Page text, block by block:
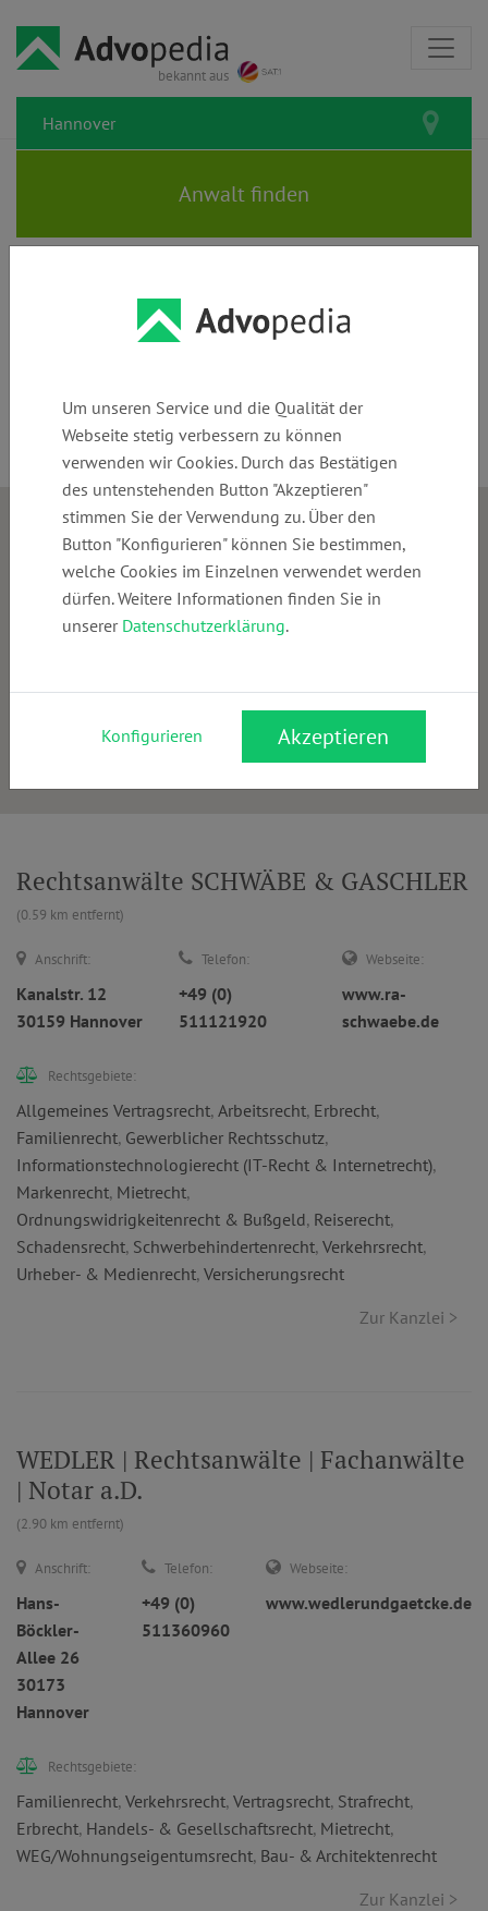
bekannt aus
Rechtsanwälte und Kanzleien in
Anwalt finden
Rechtsanwälte SCHWÄBE & GASCHLER
(0.59 km entfernt)
Anschrift:
Kanalstr. 12
30159 Hannover
Telefon:
+49 (0)
511121920
Webseite:
www.ra-
schwaebe.de
Rechtsgebiete:
Allgemeines Vertragsrecht, Arbeitsrecht, Erbrecht,
Familienrecht, Gewerblicher Rechtsschutz,
Informationstechnologierecht (IT-Recht & Internetrecht),
Markenrecht, Mietrecht,
Ordnungswidrigkeitenrecht & Bußgeld, Reiserecht,
Schadensrecht, Schwerbehindertenrecht, Verkehrsrecht,
Urheber- & Medienrecht, Versicherungsrecht
Zur Kanzlei >
WEDLER | Rechtsanwälte | Fachanwälte
| Notar a.D.
(2.90 km entfernt)
Anschrift:
Hans-
Böckler-
Allee 26
30173
Hannover
Telefon:
+49 (0)
511360960
Webseite:
www.wedlerundgaetcke.de
Rechtsgebiete:
Familienrecht, Verkehrsrecht, Vertragsrecht, Strafrecht,
Erbrecht, Handels- & Gesellschaftsrecht, Mietrecht,
WEG/Wohnungseigentumsrecht, Bau- & Architektenrecht
Zur Kanzlei >
Um unseren Service und die Qualität der
Webseite stetig verbessern zu können
verwenden wir Cookies. Durch das Bestätigen
des untenstehenden Button "Akzeptieren"
stimmen Sie der Verwendung zu. Über den
Button "Konfigurieren" können Sie bestimmen,
welche Cookies im Einzelnen verwendet werden
dürfen. Weitere Informationen finden Sie in
unserer Datenschutzerklärung.
Konfigurieren Akzeptieren